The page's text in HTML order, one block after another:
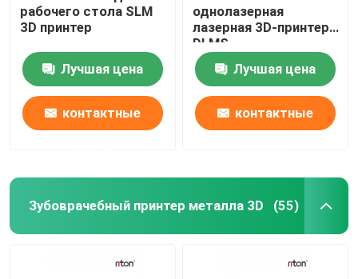
Машина для изгиба проволоки DMIS-V1
Машина для изгиба проволоки DMIS-V1
Машина для изгиба проволоки DMIS-V1
рабочего стола SLM
3D принтер
Лучшая цена
контактные
однолазерная
лазерная 3D-принтер
DLMS
Лучшая цена
контактные
Зубоврачебный принтер металла 3D (55)